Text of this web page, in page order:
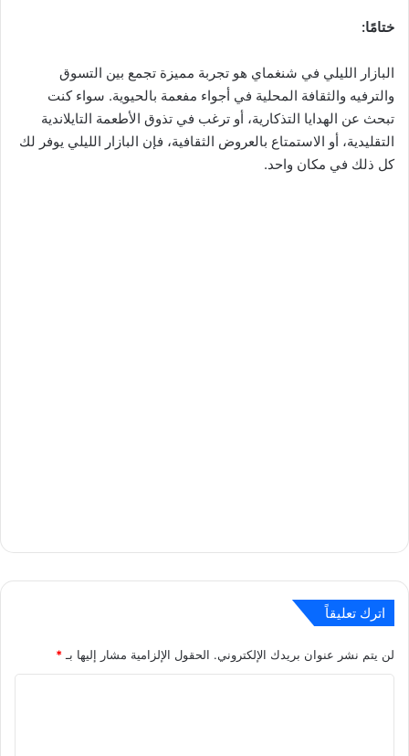
ختامًا:
البازار الليلي في شنغماي هو تجربة مميزة تجمع بين التسوق
والترفيه والثقافة المحلية في أجواء مفعمة بالحيوية. سواء كنت
تبحث عن الهدايا التذكارية، أو ترغب في تذوق الأطعمة التايلاندية
التقليدية، أو الاستمتاع بالعروض الثقافية، فإن البازار الليلي يوفر لك
كل ذلك في مكان واحد.
اترك تعليقاً
لن يتم نشر عنوان بريدك الإلكتروني. الحقول الإلزامية مشار إليها بـ*